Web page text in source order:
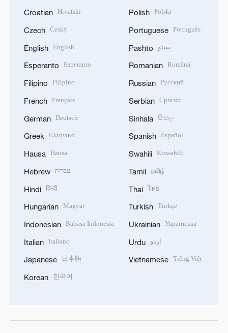
Croatian Hrvatski
Czech Český
English English
Esperanto Esperanto
Filipino Filipino
French Français
German Deutsch
Greek Ελληνικά
Hausa Hausa
Hebrew עברית
Hindi हिन्दी
Hungarian Magyar
Indonesian Bahasa Indonesia
Italian Italiano
Japanese 日本語
Korean 한국어
Polish Polski
Portuguese Português
Pashto پښتو
Romanian Română
Russian Русский
Serbian Српски
Sinhala සිංහල
Spanish Español
Swahili Kiswahili
Tamil தமிழ்
Thai ไทย
Turkish Türkçe
Ukrainian Українська
Urdu اردو
Vietnamese Tiếng Việt